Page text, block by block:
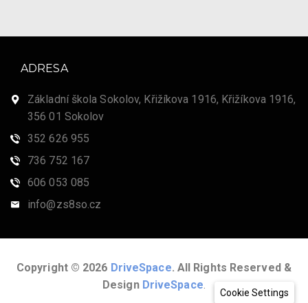
ADRESA
Základní škola Sokolov, Křižíkova 1916, Křižíkova 1916,
356 01 Sokolov
352 626 955
736 752 167
606 053 085
info@zs8so.cz
Copyright © 2026 DriveSpace. All Rights Reserved &
Design DriveSpace.
Cookie Settings